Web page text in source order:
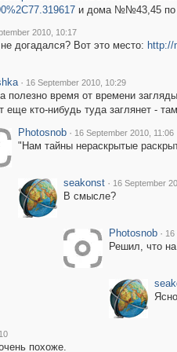
и дома №№43,45 по
2010, 10:17
догадался? Вот это место: http://
· 16 September 2010, 10:29
полезно время от времени
еще кто-нибудь туда заглянет -
Photosnob · 16 September 2010, 11:06
"Нам тайны нераскрытые
seakonst · 16 September
В смысле?
Photosnob · 16
Решил, что
похоже.